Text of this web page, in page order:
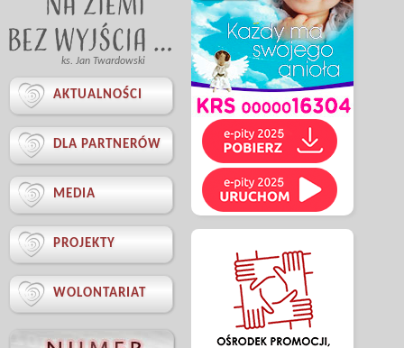
ks. Jan Twardowski
 AKTUALNOŚCI
 DLA PARTNERÓW
 MEDIA
 PROJEKTY
 WOLONTARIAT